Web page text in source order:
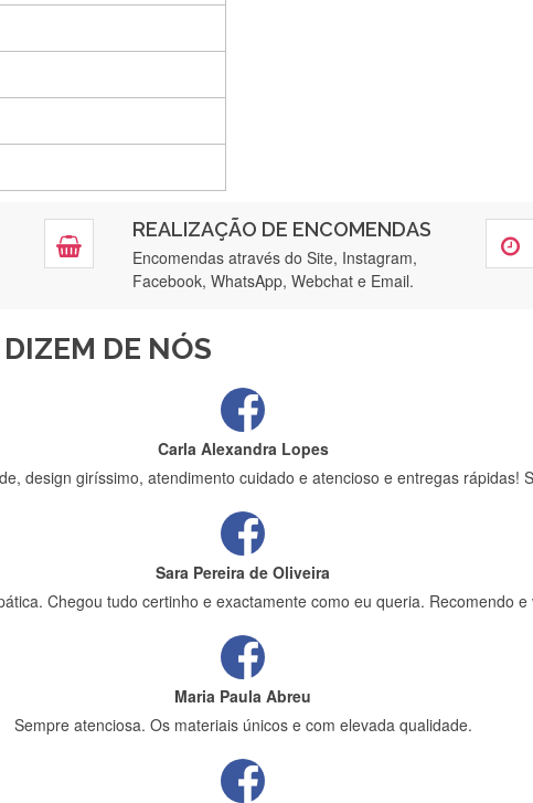
REALIZAÇÃO DE ENCOMENDAS
Encomendas através do Site, Instagram,
Facebook, WhatsApp, Webchat e Email.
DE NÓS
Gostei ,Serviço bastante rápido. recomendo
5*. Hoje chegará a segunda encomenda feita de muitas
entrega e vinha muito bem protegida para o transporte, muito
Carla Alexandra Lopes
design giríssimo, atendimento cuidado e atencioso e entregas rápidas!
Sara Pereira de Oliveira
Chegou tudo certinho e exactamente como eu queria. Recomendo
Maria Paula Abreu
Sempre atenciosa. Os materiais únicos e com elevada qualidade.